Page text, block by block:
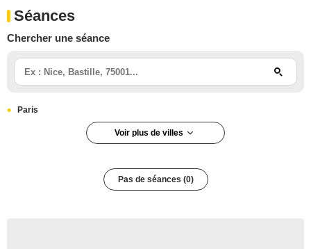
Séances
Chercher une séance
Paris
Voir plus de villes
Pas de séances (0)